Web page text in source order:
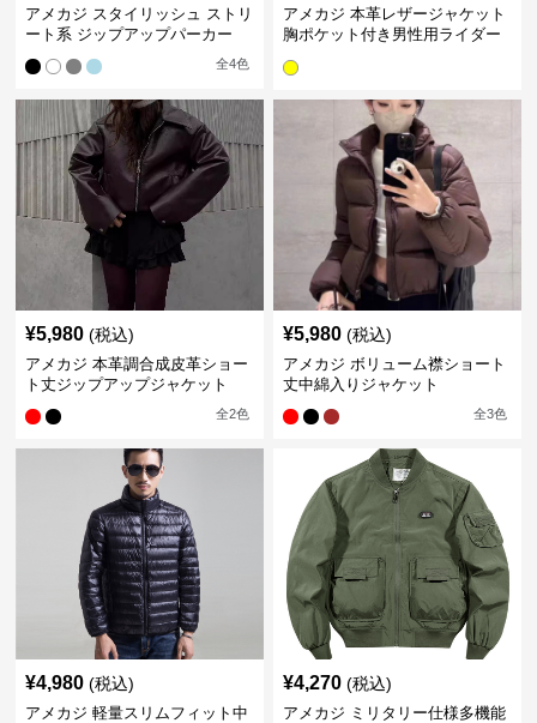
アメカジ スタイリッシュ ストリ
ート系 ジップアップパーカー
全4色
アメカジ 本革レザージャケット
胸ポケット付き男性用ライダー
¥5,980 (税込)
アメカジ 本革調合成皮革ショー
ト丈ジップアップジャケット
全2色
¥5,980 (税込)
アメカジ ボリューム襟ショート
丈中綿入りジャケット
全3色
¥4,980 (税込)
アメカジ 軽量スリムフィット中
¥4,270 (税込)
アメカジ ミリタリー仕様多機能